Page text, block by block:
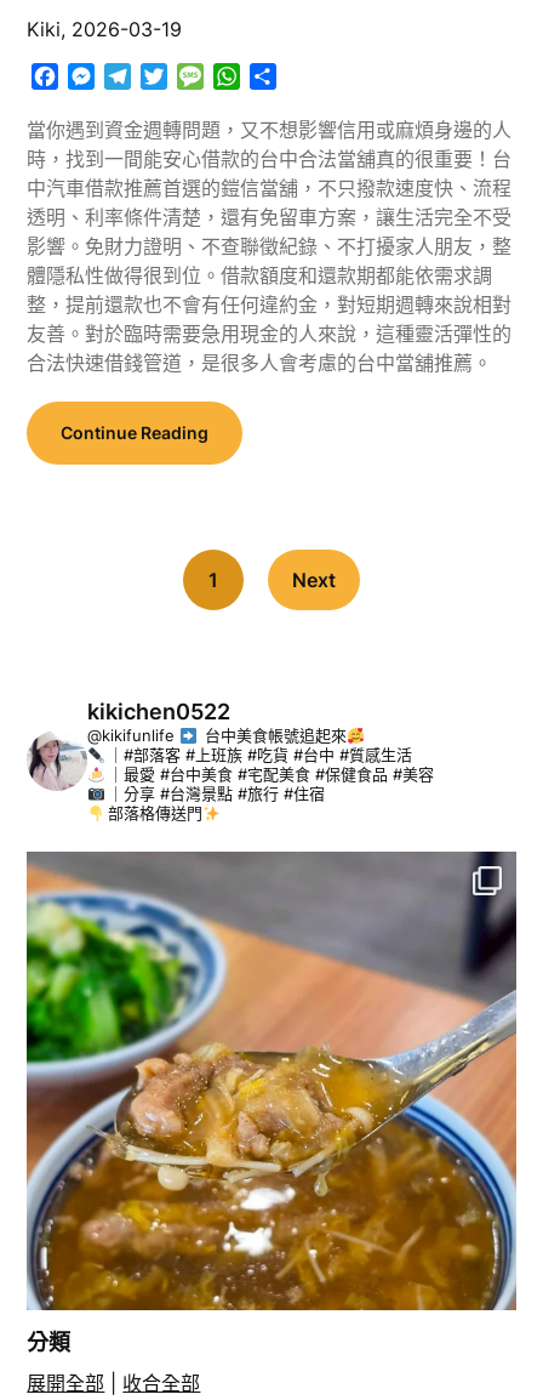
Kiki, 2026-03-19
Facebook
Messenger
TelegramTwitterMessageWhatsApp
當你遇到資金週轉問題，又不想影響信用或麻煩身邊的人
時，找到一間能安心借款的台中合法當舖真的很重要！台
中汽車借款推薦首選的鎧信當舖，不只撥款速度快、流程
透明、利率條件清楚，還有免留車方案，讓生活完全不受
影響。免財力證明、不查聯徵紀錄、不打擾家人朋友，整
體隱私性做得很到位。借款額度和還款期都能依需求調
整，提前還款也不會有任何違約金，對短期週轉來說相對
友善。對於臨時需要急用現金的人來說，這種靈活彈性的
合法快速借錢管道，是很多人會考慮的台中當舖推薦。
Continue Reading
1 Next
kikichen0522
@kikifunlife
台中美食帳號追起來
｜#部落客 #上班族 #吃貨 #台中 #質感生活
｜最愛 #台中美食 #宅配美食 #保健食品 #美容
｜分享 #台灣景點 #旅行 #住宿
部落格傳送門
分類
展開全部
收合全部